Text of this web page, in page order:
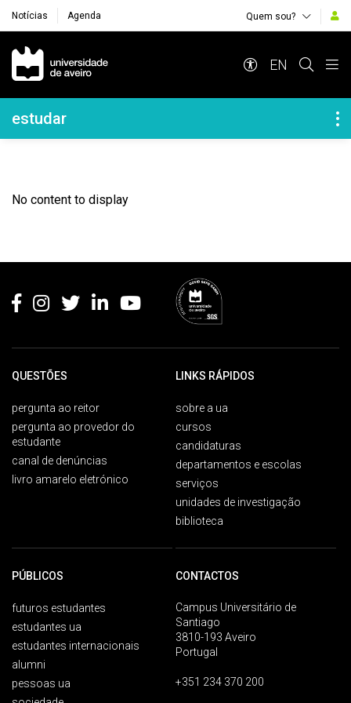
Notícias Agenda Quem sou?
Navegação Principal
EN
Navegação Lateral
estudar
No content to display
QUESTÕES
pergunta ao reitor
pergunta ao provedor do
estudante
canal de denúncias
livro amarelo eletrónico
LINKS RÁPIDOS
sobre a ua
cursos
candidaturas
departamentos e escolas
serviços
unidades de investigação
biblioteca
PÚBLICOS
futuros estudantes
estudantes ua
estudantes internacionais
alumni
pessoas ua
CONTACTOS
Campus Universitário de
Santiago
3810-193 Aveiro
Portugal
+351 234 370 200